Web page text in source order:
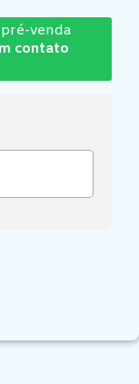
venda
contato